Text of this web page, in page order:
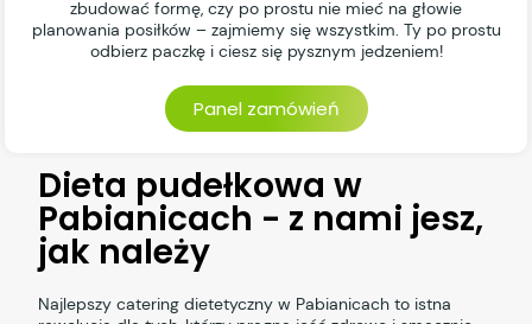
zbudować formę, czy po prostu nie mieć na głowie
planowania posiłków – zajmiemy się wszystkim. Ty po prostu
odbierz paczkę i ciesz się pysznym jedzeniem!
Panel zamówień
Dieta pudełkowa w
Pabianicach - z nami jesz,
jak należy
Najlepszy catering dietetyczny w Pabianicach to istna